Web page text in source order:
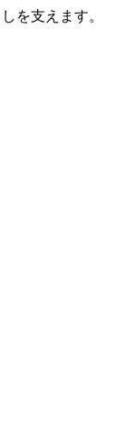
を支えます。